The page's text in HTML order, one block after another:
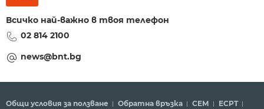
Всичко най-важно в твоя телефон
02 814 2100
news@bnt.bg
Общи условия за ползване Обратна връзка СЕМ ECPT